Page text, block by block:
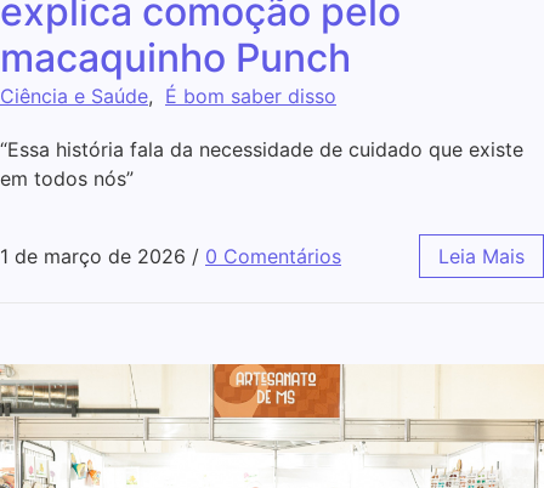
explica comoção pelo
macaquinho Punch
Ciência e Saúde, É bom saber disso
“Essa história fala da necessidade de cuidado que existe
em todos nós”
1 de março de 2026 / 0 Comentários Leia Mais